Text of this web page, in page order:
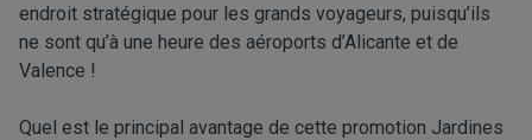
endroit stratégique pour les grands voyageurs, puisqu’ils
ne sont qu’à une heure des aéroports d’Alicante et de
Valence !
Quel est le principal avantage de cette promotion Jardines